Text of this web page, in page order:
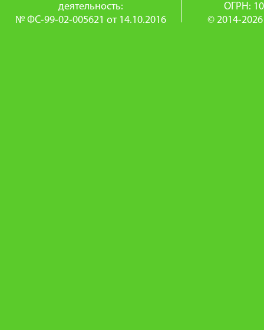
деятельность:
№ ФС-99-02-005621 от 14.10.2016
ОГРН:
© 2014-